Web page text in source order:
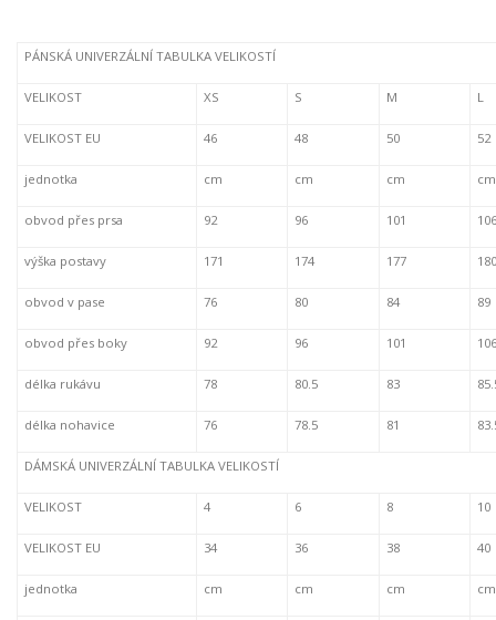
PÁNSKÁ UNIVERZÁLNÍ TABULKA VELIKOSTÍ
VELIKOST XS S M L
VELIKOST EU 46 48 50 52
jednotka cm cm cm cm
obvod přes prsa 92 96 101 106
výška postavy 171 174 177 180
obvod v pase 76 80 84 89
obvod přes boky 92 96 101 106
délka rukávu 78 80.5 83
délka nohavice 76 78.5 81
DÁMSKÁ UNIVERZÁLNÍ TABULKA VELIKOSTÍ
VELIKOST 4 6 8 10
VELIKOST EU 34 36 38 40
jednotka cm cm cm cm